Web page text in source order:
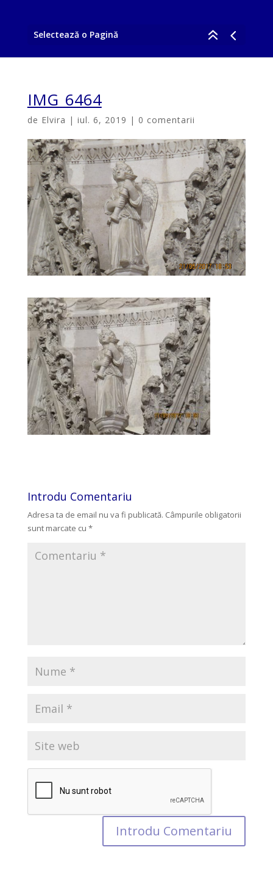
Selectează o Pagină
IMG_6464
de Elvira | iul. 6, 2019 | 0 comentarii
Introdu Comentariu
Adresa ta de email nu va fi publicată. Câmpurile obligatorii
sunt marcate cu *